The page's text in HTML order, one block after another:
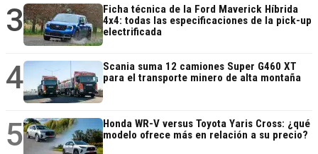
3
Ficha técnica de la Ford Maverick Híbrida
4x4: todas las especificaciones de la pick-up
electrificada
4
Scania suma 12 camiones Super G460 XT
para el transporte minero de alta montaña
5
Honda WR-V versus Toyota Yaris Cross: ¿qué
modelo ofrece más en relación a su precio?